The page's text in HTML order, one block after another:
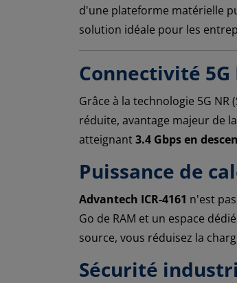
d'une plateforme matérielle
solution idéale pour les
Connectivité
Grâce à la technologie 5G NR
réduite, avantage majeur de
atteignant3.4 Gbps en
Puissance de
Advantech ICR-4161 n'est
Go de RAM et un espace
source, vous réduisez la
Sécurité